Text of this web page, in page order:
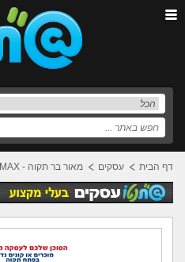
דף הבית עסקים מאור בר תקוה - REMAX